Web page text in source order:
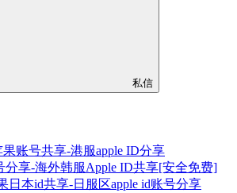
私信
账号共享-港服apple ID分享
分享-海外韩服Apple ID共享[安全免费]
日本id共享-日服区apple id账号分享